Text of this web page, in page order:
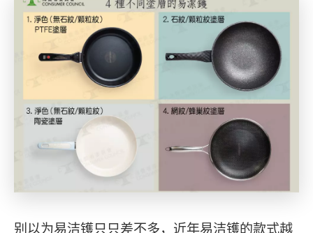
别以为易洁镬只只差不多，近年易洁镬的款式越